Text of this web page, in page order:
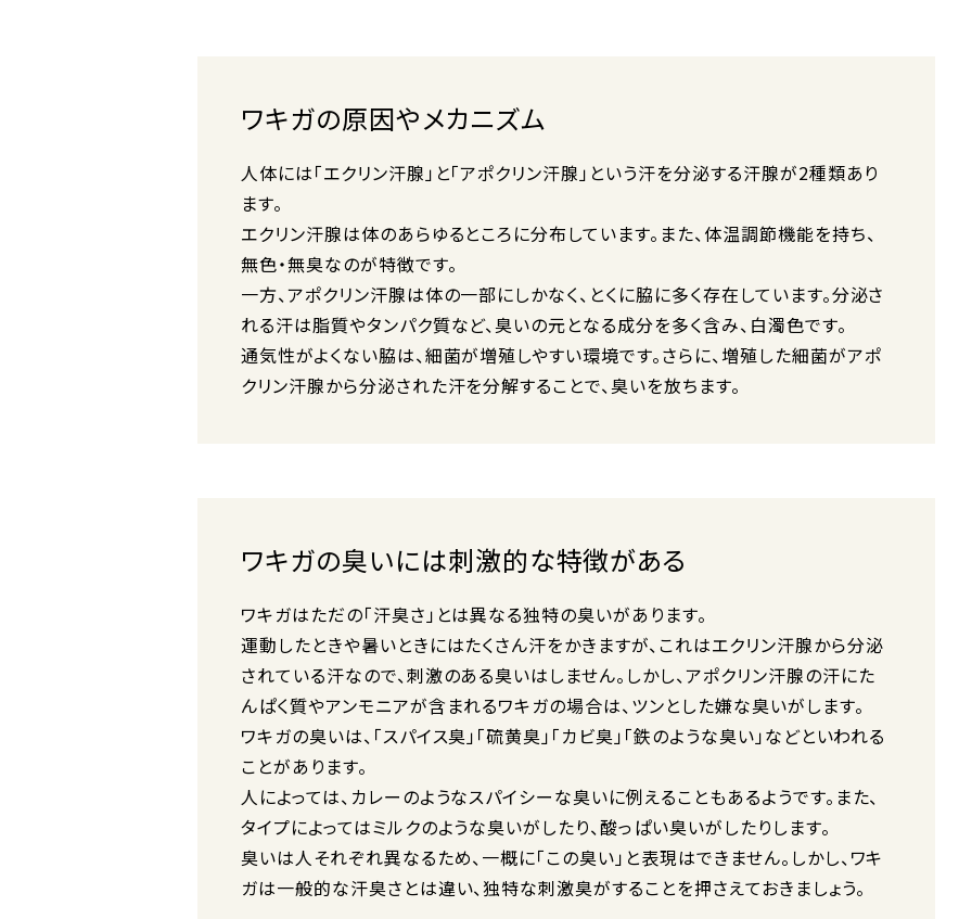
ワキガの原因やメカニズム
人体には「エクリン汗腺」と「アポクリン汗腺」という汗を分泌する汗腺が2種類あり
ます。
エクリン汗腺は体のあらゆるところに分布しています。また、体温調節機能を持ち、
無色・無臭なのが特徴です。
一方、アポクリン汗腺は体の一部にしかなく、とくに脇に多く存在しています。分泌さ
れる汗は脂質やタンパク質など、臭いの元となる成分を多く含み、白濁色です。
通気性がよくない脇は、細菌が増殖しやすい環境です。さらに、増殖した細菌がアポ
クリン汗腺から分泌された汗を分解することで、臭いを放ちます。
ワキガの臭いには刺激的な特徴がある
ワキガはただの「汗臭さ」とは異なる独特の臭いがあります。
運動したときや暑いときにはたくさん汗をかきますが、これはエクリン汗腺から分泌
されている汗なので、刺激のある臭いはしません。しかし、アポクリン汗腺の汗にた
んぱく質やアンモニアが含まれるワキガの場合は、ツンとした嫌な臭いがします。
ワキガの臭いは、「スパイス臭」「硫黄臭」「カビ臭」「鉄のような臭い」などといわれる
ことがあります。
人によっては、カレーのようなスパイシーな臭いに例えることもあるようです。また、
タイプによってはミルクのような臭いがしたり、酸っぱい臭いがしたりします。
臭いは人それぞれ異なるため、一概に「この臭い」と表現はできません。しかし、ワキ
ガは一般的な汗臭さとは違い、独特な刺激臭がすることを押さえておきましょう。